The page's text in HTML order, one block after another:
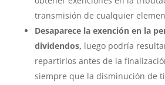
transmisión de cualquier
Desaparece la exención en la
dividendos, luego podría
repartirlos antes de la
siempre que la disminución de